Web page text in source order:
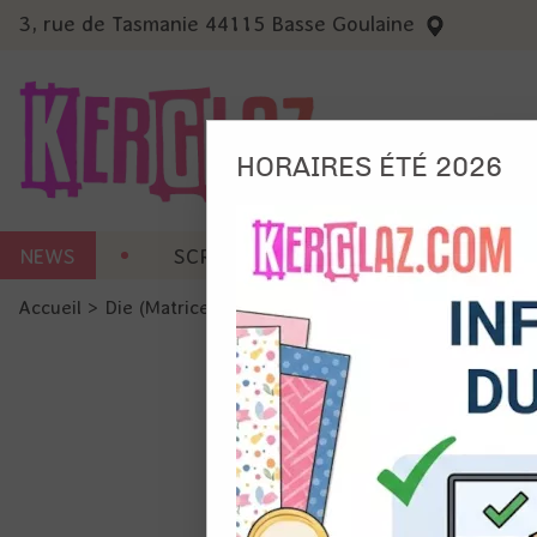
3, rue de Tasmanie 44115 Basse Goulaine
NEWS SCRAP CARTERIE MACHINES
Accueil > Die (Matrice de découpe) Die format standard
Ils
et du
précises
Si vous
de la
HORAIRES ÉTÉ 2026